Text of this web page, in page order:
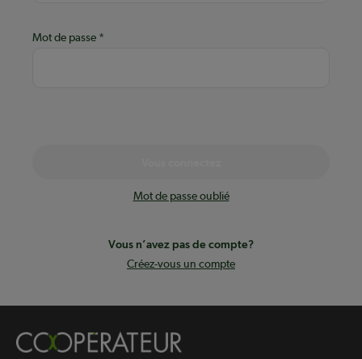
Mot de passe
Mot de passe oublié
Vous n’avez pas de compte?
Créez-vous un compte